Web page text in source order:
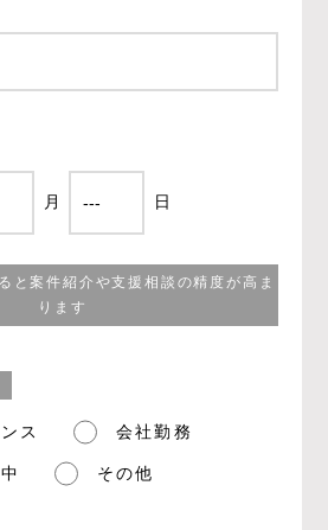
月 日
と案件紹介や支援相談の精度が高ま
ります
ス 会社勤務
その他